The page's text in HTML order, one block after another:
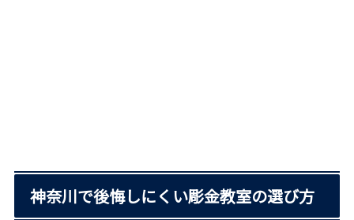
神奈川で後悔しにくい彫金教室の選び方